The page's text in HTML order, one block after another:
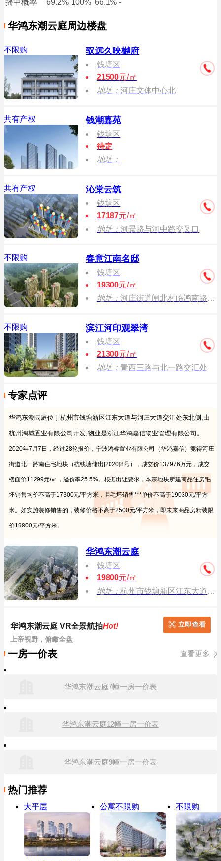
摇中概率 69.2% 100% 66.1% -
华鸿东潮云庭周边楼盘
不限购 驭远久映樾府
钱塘区
21500元/㎡
地址：河庄文体中心北
共有产权 钱潮嘉苑
钱塘区
待定
地址：
共有产权 沁棠云筑
钱塘区
17187元/㎡
地址：河景路与河中路交叉口
不限购 春意江南名邸
钱塘区
19300元/㎡
地址：河庄街道闸北村临鸿南路与创岩路交叉口附近
不限购 滨江河印观翠湾
钱塘区
21300元/㎡
地址：青西三路与北一路交汇处
专家点评
华鸿东潮云庭位于杭州市钱塘新区江东大道与河庄大道交汇处东北侧,由
杭州鸿城置业有限公司开发,物业是浙江华鸿嘉信物业管理有限公司。
2020年7月7日，经过28轮报价，宁波鸿睿置业有限公司（华鸿嘉信）竞得河庄
街道北一路南住宅地块（杭钱塘储出[2020]8号），成交价137976万元，成交
楼面价11299元/㎡，溢价率25.5%。根据出让要求，本宗地块所建商品住房毛
坯销售均价不高于17300元/平方米，且毛坯销售***单价不高于19030元/平方
米。如实施装修销售的，装修价格不高于2500元/平方米，即未来商品房精装限
价19800元/平方米。
华鸿东潮云庭
钱塘区
19800元/㎡
地址：杭州市钱塘新区江东大道与河庄大道交汇处东北侧
华鸿东潮云庭 VR全景航拍Hot!
上帝视野，俯瞰全盘
立即查看
一房一价表 查看更多
华鸿东潮云庭7幢一房一价表
华鸿东潮云庭12幢一房一价表
华鸿东潮云庭9幢一房一价表
热门推荐
大平层 公寓不限购 不限购